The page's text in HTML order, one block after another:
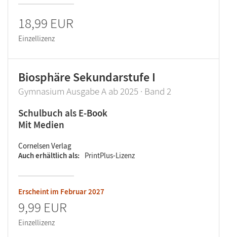
18,99 EUR
Einzellizenz
Biosphäre Sekundarstufe I
Gymnasium Ausgabe A ab 2025 · Band 2
Schulbuch als E-Book
Mit Medien
Cornelsen Verlag
Auch erhältlich als
PrintPlus-Lizenz
Erscheint im Februar 2027
9,99 EUR
Einzellizenz